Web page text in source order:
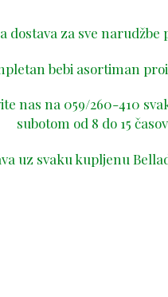
dostava za sve narudžbe
bebi asortiman
nas na 059/260-410
subotom od 8 do 15
uz svaku kupljenu